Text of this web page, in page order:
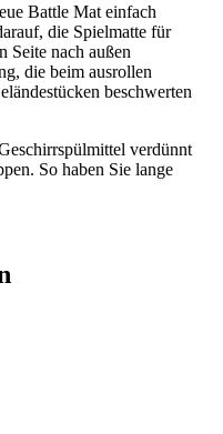
Battle Mat einfach
die Spielmatte für
Seite nach außen
die beim ausrollen
beschwerten
verdünnt
So haben Sie lange